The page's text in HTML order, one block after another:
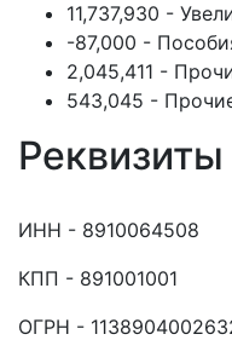
11,737,930 -
-87,000 -
2,045,411 -
543,045 -
Реквизиты
ИНН - 8910064508
КПП - 891001001
ОГРН -